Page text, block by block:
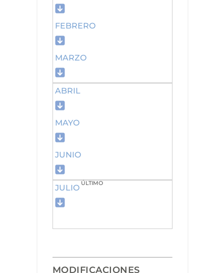
FEBRERO
MARZO
ABRIL
MAYO
JUNIO
JULIO ÚLTIMO
MODIFICACIONES